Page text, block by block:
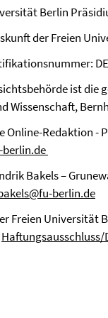
Berlin
der Freien
DE
ist die
Wissenschaft,
Redaktion -
Bakels –
berlin.de
Freien Universität